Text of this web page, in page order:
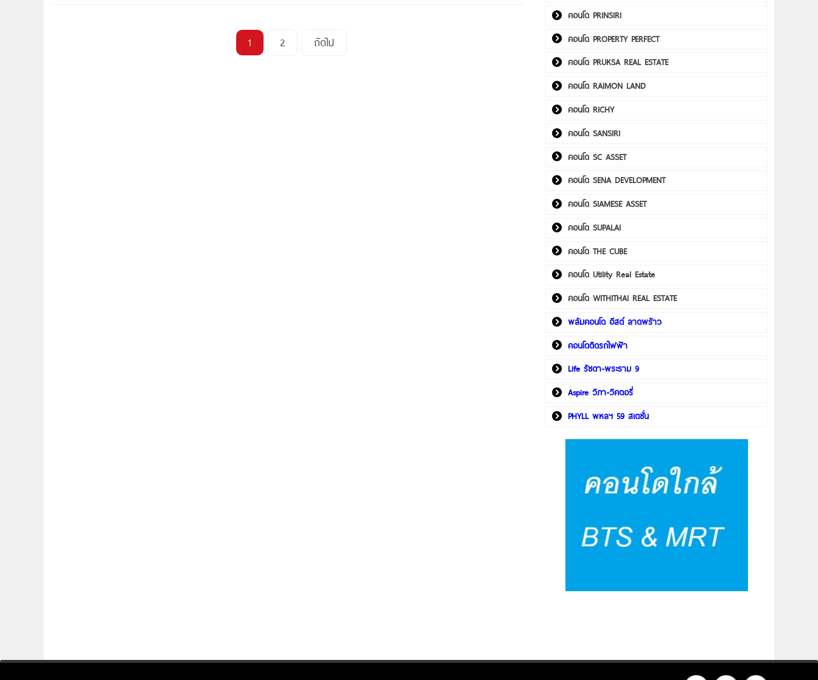
แขวงเสนานิคม
1 2 ถัดไป
คอนโด PRINSIRI
คอนโด PROPERTY PERFECT
คอนโด PRUKSA REAL ESTATE
คอนโด RAIMON LAND
คอนโด RICHY
คอนโด SANSIRI
คอนโด SC ASSET
คอนโด SENA DEVELOPMENT
คอนโด SIAMESE ASSET
คอนโด SUPALAI
คอนโด THE CUBE
คอนโด Utility Real Estate
คอนโด WITHITHAI REAL ESTATE
พลัมคอนโด อีสต์ ลาดพร้าว
คอนโดติดรถไฟฟ้า
Life รัชดา-พระราม 9
Aspire วิภา-วิคตอรี่
PHYLL พหลฯ 59 สเตชั่น